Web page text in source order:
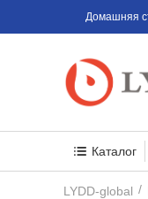
Домашняя
Каталог
LYDD-global